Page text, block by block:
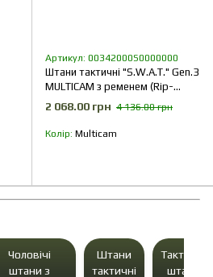
Чоловічі
штани з
Штани
тактичні
Тактичні
штани
Артикул: 00342000S0000000
Штани тактичні "S.W.A.T." Gen.3
MULTICAM з ременем (Rip-
Stop)
2 068.00 грн 4 136.00 грн
Колір Multicam